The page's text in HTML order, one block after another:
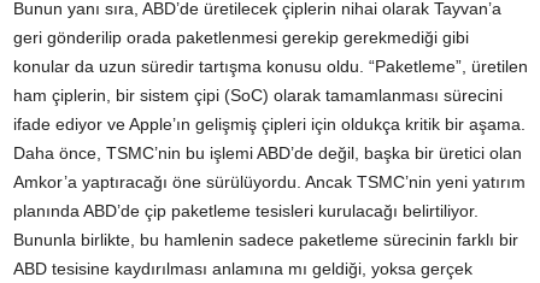
Bunun yanı sıra, ABD’de üretilecek çiplerin nihai olarak Tayvan’a
geri gönderilip orada paketlenmesi gerekip gerekmediği gibi
konular da uzun süredir tartışma konusu oldu. “Paketleme”, üretilen
ham çiplerin, bir sistem çipi (SoC) olarak tamamlanması sürecini
ifade ediyor ve Apple’ın gelişmiş çipleri için oldukça kritik bir aşama.
Daha önce, TSMC’nin bu işlemi ABD’de değil, başka bir üretici olan
Amkor’a yaptıracağı öne sürülüyordu. Ancak TSMC’nin yeni yatırım
planında ABD’de çip paketleme tesisleri kurulacağı belirtiliyor.
Bununla birlikte, bu hamlenin sadece paketleme sürecinin farklı bir
ABD tesisine kaydırılması anlamına mı geldiği, yoksa gerçek